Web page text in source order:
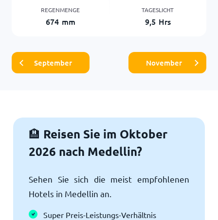
REGENMENGE
674 mm
TAGESLICHT
9,5 Hrs
September November
🏨 Reisen Sie im Oktober
2026 nach Medellin?
Sehen Sie sich die meist empfohlenen
Hotels in Medellin an.
Super Preis-Leistungs-Verhältnis